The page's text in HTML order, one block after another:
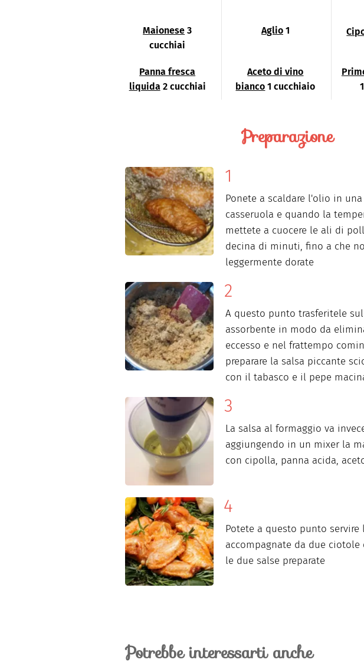
Maionese 3
cucchiai
Aglio 1
Panna fresca
liquida 2 cucchiai
Aceto di vino
bianco 1 cucchiaio
Preparazione
Ponete a scaldare l'olio in
casseruola e quando la
mettete a cuocere le ali di
decina di minuti, fino a che
leggermente dorate
A questo punto trasferitele
assorbente in modo da
eccesso e nel frattempo
preparare la salsa piccante
con il tabasco e il pepe
La salsa al formaggio va
aggiungendo in un mixer la
con cipolla, panna acida,
Potete a questo punto
accompagnate da due ciotole
le due salse preparate